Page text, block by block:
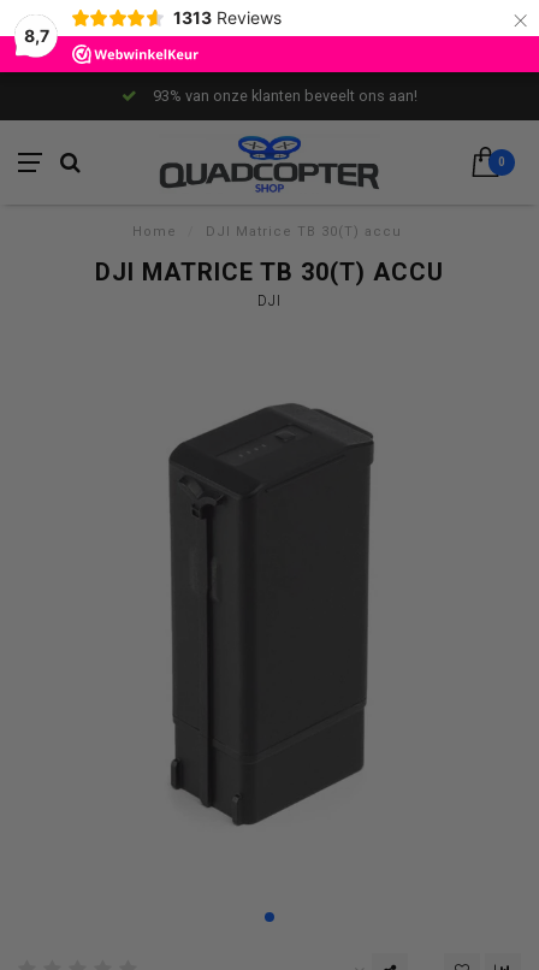
8,7
1313 Reviews ×
93% van onze klanten beveelt ons aan!
0
Home DJI Matrice TB 30(T) accu
DJI MATRICE TB 30(T) ACCU
DJI